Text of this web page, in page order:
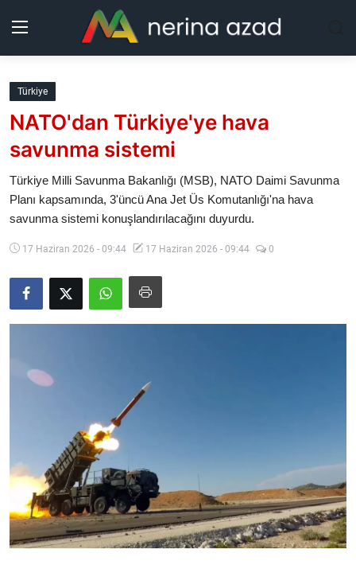
Kurdistan
Bölgeler
Güncel
Analiz
Makaleler
Galeri
İletişim
Türkçe Kurdi
Türkiye
NATO'dan Türkiye'ye hava
savunma sistemi
Türkiye Milli Savunma Bakanlığı (MSB), NATO Daimi Savunma
Planı kapsamında, 3'üncü Ana Jet Üs Komutanlığı'na hava
savunma sistemi konuşlandırılacağını duyurdu.
17 Haziran 2026 - 09:44 17 Haziran 2026 - 09:44 0